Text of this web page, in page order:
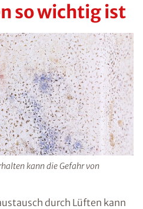
so wichtig ist
kann die Gefahr von
durch Lüften kann